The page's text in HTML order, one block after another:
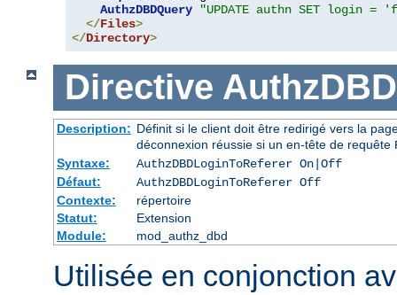
AuthzDBDQuery
"UPDATE authn SET login =
</Files>
</Directory>
Directive
Description: Définit si le client doit être redirigé vers la
déconnexion réussie si un en-tête de requête
Syntaxe:
AuthzDBDLoginToReferer On|Off
Défaut:
AuthzDBDLoginToReferer Off
Contexte:
répertoire
Statut:
Extension
Module:
mod_authz_dbd
Utilisée en conjonction